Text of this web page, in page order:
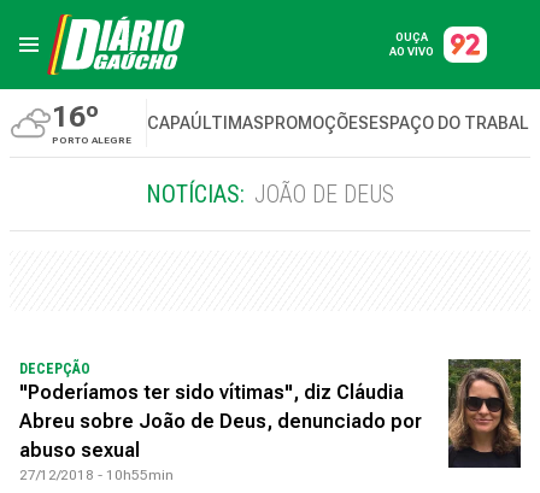
OUÇA
AO VIVO
16º
PORTO ALEGRE
CAPAÚLTIMASPROMOÇÕESESPAÇO DO
NOTÍCIAS: JOÃO DE DEUS
DECEPÇÃO
"Poderíamos ter sido vítimas", diz Cláudia
Abreu sobre João de Deus, denunciado por
abuso sexual
27/12/2018 - 10h55min